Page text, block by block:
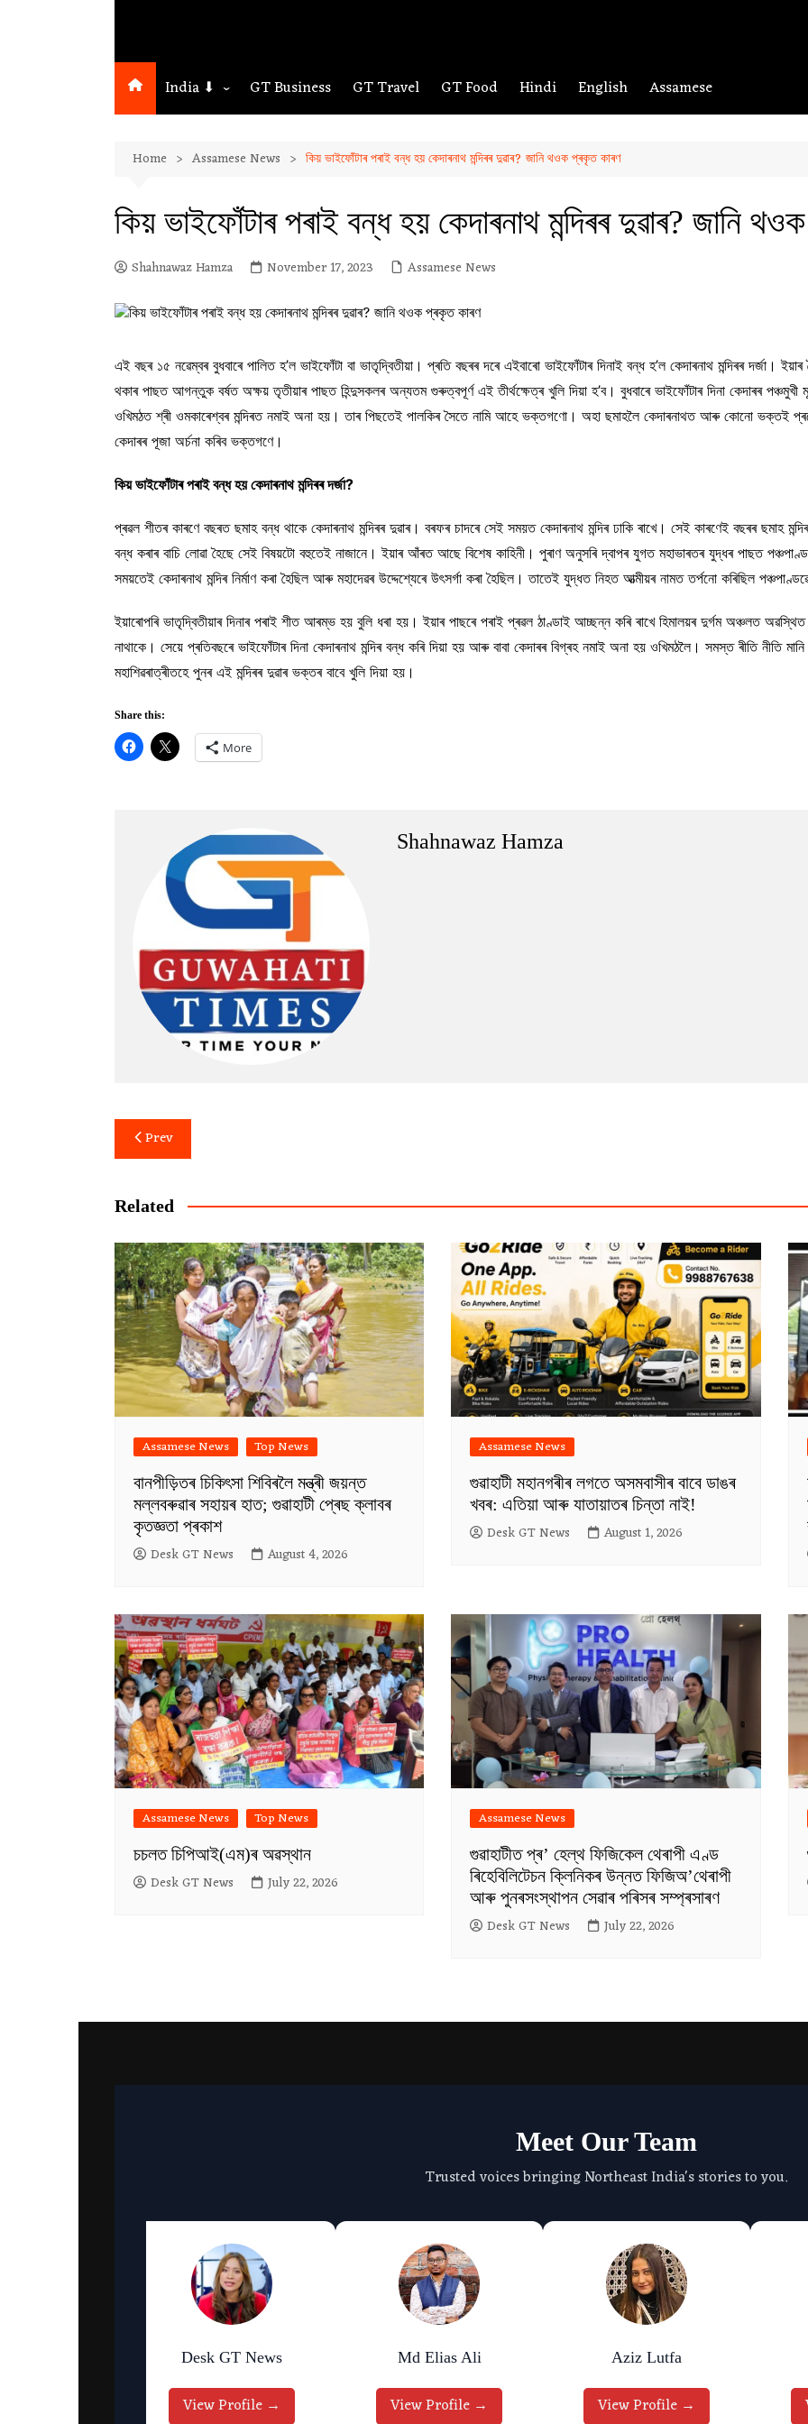
India ⬇
Guwahati
GT Business GT Travel GT Food Hindi English Assamese
Home Assamese News কিয় ভাইফোঁটাৰ পৰাই বন্ধ হয় কেদাৰনাথ মন্দিৰৰ দুৱাৰ? জানি থওক প্ৰকৃত কাৰণ
কিয় ভাইফোঁটাৰ পৰাই বন্ধ হয় কেদাৰনাথ মন্দিৰৰ দুৱাৰ? জানি
Shahnawaz Hamza November 17, 2023 Assamese News
এই বছৰ ১৫ নৱেম্বৰ বুধবাৰে পালিত হ’ল ভাইফোঁটা বা ভাতৃদ্বিতীয়া। প্ৰতি বছৰৰ দৰে এইবাৰো ভাইফোঁটাৰ দিনাই বন্ধ হ’ল কেদাৰনাথ মন্দিৰৰ দৰ্জা।
থকাৰ পাছত আগন্তুক বৰ্ষত অক্ষয় তৃতীয়াৰ পাছত হিন্দুসকলৰ অন্যতম গুৰুত্বপূৰ্ণ এই তীৰ্থক্ষেত্ৰ খুলি দিয়া হ’ব। বুধবাৰে ভাইফোঁটাৰ দিনা কেদাৰৰ পঞ্চমুখী
ওখিমঠত শ্ৰী ওমকাৰেশ্বৰ মন্দিৰত নমাই অনা হয়। তাৰ পিছতেই পালকিৰ সৈতে নামি আহে ভক্তগণো। অহা ছমাহলৈ কেদাৰনাথত আৰু কোনো ভক্তই
কেদাৰৰ পূজা অৰ্চনা কৰিব ভক্তগণে।
কিয় ভাইফোঁটাৰ পৰাই বন্ধ হয় কেদাৰনাথ মন্দিৰৰ দৰ্জা?
প্ৰৱল শীতৰ কাৰণে বছৰত ছমাহ বন্ধ থাকে কেদাৰনাথ মন্দিৰৰ দুৱাৰ। বৰফৰ চাদৰে সেই সময়ত কেদাৰনাথ মন্দিৰ ঢাকি ৰাখে। সেই কাৰণেই বছৰৰ ছমাহ
বন্ধ কৰাৰ বাচি লোৱা হৈছে সেই বিষয়টো বহুতেই নাজানে। ইয়াৰ আঁৰত আছে বিশেষ কাহিনী। পুৰাণ অনুসৰি দ্বাপৰ যুগত মহাভাৰতৰ যুদ্ধৰ পাছত
সময়তেই কেদাৰনাথ মন্দিৰ নিৰ্মাণ কৰা হৈছিল আৰু মহাদেৱৰ উদ্দেশ্যেৰে উৎসৰ্গা কৰা হৈছিল। তাতেই যুদ্ধত নিহত আত্মীয়ৰ নামত তৰ্পনো কৰিছিল
ইয়াৰোপৰি ভাতৃদ্বিতীয়াৰ দিনাৰ পৰাই শীত আৰম্ভ হয় বুলি ধৰা হয়। ইয়াৰ পাছৰে পৰাই প্ৰৱল ঠাণ্ডাই আচ্ছন্ন কৰি ৰাখে হিমালয়ৰ দুৰ্গম অঞ্চলত
নাথাকে। সেয়ে প্ৰতিবছৰে ভাইফোঁটাৰ দিনা কেদাৰনাথ মন্দিৰ বন্ধ কৰি দিয়া হয় আৰু বাবা কেদাৰৰ বিগ্ৰহ নমাই অনা হয় ওখিমঠলৈ। সমস্ত ৰীতি নীতি
মহাশিৱৰাত্ৰীতহে পুনৰ এই মন্দিৰৰ দুৱাৰ ভক্তৰ বাবে খুলি দিয়া হয়।
Share this:
More
Shahnawaz Hamza
Post
navigation
Prev
Related
Assamese News Top News
বানপীড়িতৰ চিকিৎসা শিবিৰলৈ মন্ত্ৰী জয়ন্ত
মল্লবৰুৱাৰ সহায়ৰ হাত; গুৱাহাটী প্ৰেছ ক্লাবৰ
কৃতজ্ঞতা প্ৰকাশ
Desk GT News August 4, 2026
Assamese News
গুৱাহাটী মহানগৰীৰ লগতে অসমবাসীৰ বাবে ডাঙৰ
খবৰ: এতিয়া আৰু যাতায়াতৰ চিন্তা নাই!
Desk GT News August 1, 2026
Assamese News Top News
চচলত চিপিআই(এম)ৰ অৱস্থান
Desk GT News July 22, 2026
Assamese News
গুৱাহাটীত প্ৰ’ হেল্থ ফিজিকেল থেৰাপী এণ্ড
ৰিহেবিলিটেচন ক্লিনিকৰ উন্নত ফিজিঅ’থেৰাপী
আৰু পুনৰসংস্থাপন সেৱাৰ পৰিসৰ সম্প্ৰসাৰণ
Desk GT News July 22, 2026
Meet Our Team
Trusted voices bringing Northeast India's stories to you.
Desk GT News
View Profile →
Md Elias Ali
View Profile →
Aziz Lutfa
View Profile →